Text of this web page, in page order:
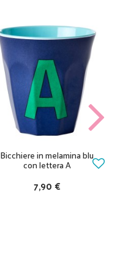
Bicchiere in melamina blu
con lettera A
7,90 €